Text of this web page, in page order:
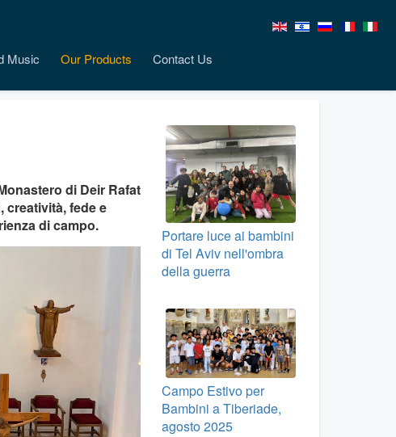
Music Our Products Contact Us
di Deir Rafat
fede e
di campo.
Portare luce ai bambini
di Tel Aviv nell'ombra
della guerra
Campo Estivo per
Bambini a Tiberiade,
agosto 2025